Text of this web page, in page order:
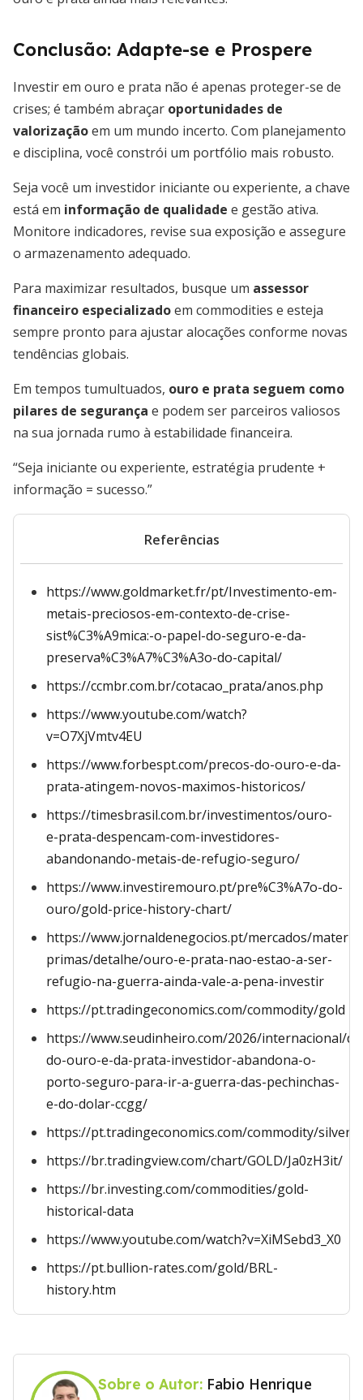
Conclusão: Adapte-se e Prospere
Investir em ouro e prata não é apenas proteger-se de
crises; é também abraçar oportunidades de
valorizaçãoem um mundo incerto. Com planejamento
e disciplina, você constrói um portfólio mais robusto.
Seja você um investidor iniciante ou experiente, a chave
está em informação de qualidade e gestão ativa.
Monitore indicadores, revise sua exposição e assegure
o armazenamento adequado.
Para maximizar resultados, busque um assessor
financeiro especializadoem commodities e esteja
sempre pronto para ajustar alocações conforme novas
tendências globais.
Em tempos tumultuados, ouro e prata seguem como
pilares de segurança e podem ser parceiros valiosos
na sua jornada rumo à estabilidade financeira.
“Seja iniciante ou experiente, estratégia prudente +
informação = sucesso.”
Referências
https://www.goldmarket.fr/pt/Investimento-em-
metais-preciosos-em-contexto-de-crise-
sist%C3%A9mica:-o-papel-do-seguro-e-da-
preserva%C3%A7%C3%A3o-do-capital/
https://ccmbr.com.br/cotacao_prata/anos.php
https://www.youtube.com/watch?
v=O7XjVmtv4EU
https://www.forbespt.com/precos-do-ouro-e-da-
prata-atingem-novos-maximos-historicos/
https://timesbrasil.com.br/investimentos/ouro-
e-prata-despencam-com-investidores-
abandonando-metais-de-refugio-seguro/
https://www.investiremouro.pt/pre%C3%A7o-do-
ouro/gold-price-history-chart/
https://www.jornaldenegocios.pt/mercados/
primas/detalhe/ouro-e-prata-nao-estao-a-ser-
refugio-na-guerra-ainda-vale-a-pena-investir
https://pt.tradingeconomics.com/commodity/gold
https://www.seudinheiro.com/2026/internacional/
do-ouro-e-da-prata-investidor-abandona-o-
porto-seguro-para-ir-a-guerra-das-pechinchas-
e-do-dolar-ccgg/
https://pt.tradingeconomics.com/commodity/silver
https://br.tradingview.com/chart/GOLD/Ja0zH3it/
https://br.investing.com/commodities/gold-
historical-data
https://www.youtube.com/watch?v=XiMSebd3_X0
https://pt.bullion-rates.com/gold/BRL-
history.htm
Sobre o Autor: Fabio Henrique